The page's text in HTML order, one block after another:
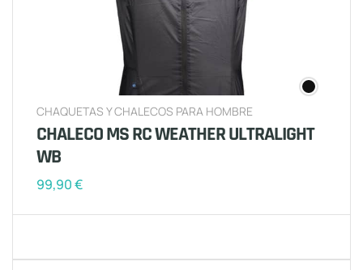
CHAQUETAS Y CHALECOS PARA HOMBRE
CHALECO MS RC WEATHER ULTRALIGHT
WB
99,90€